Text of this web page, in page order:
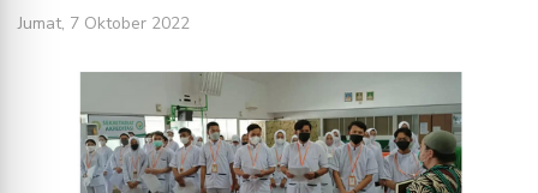
Jumat, 7 Oktober 2022